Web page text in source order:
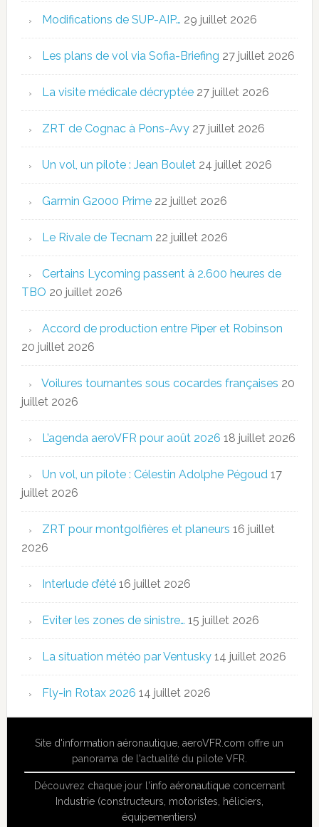
Modifications de SUP-AIP… 29 juillet 2026
Les plans de vol via Sofia-Briefing 27 juillet 2026
La visite médicale décryptée 27 juillet 2026
ZRT de Cognac à Pons-Avy 27 juillet 2026
Un vol, un pilote : Jean Boulet 24 juillet 2026
Garmin G2000 Prime 22 juillet 2026
Le Rivale de Tecnam 22 juillet 2026
Certains Lycoming passent à 2.600 heures de
TBO 20 juillet 2026
Accord de production entre Piper et Robinson
20 juillet 2026
Voilures tournantes sous cocardes françaises 20
juillet 2026
L’agenda aeroVFR pour août 2026 18 juillet 2026
Un vol, un pilote : Célestin Adolphe Pégoud 17
juillet 2026
ZRT pour montgolfières et planeurs 16 juillet
2026
Interlude d’été 16 juillet 2026
Eviter les zones de sinistre… 15 juillet 2026
La situation météo par Ventusky 14 juillet 2026
Fly-in Rotax 2026 14 juillet 2026
Site d'information aéronautique ,aeroVFR.com offre un
panorama de l'actualité du pilote VFR.
Découvrez chaque jour l'info aéronautiqueconcernant
Industrie (constructeurs, motoristes, héliciers,
équipementiers)